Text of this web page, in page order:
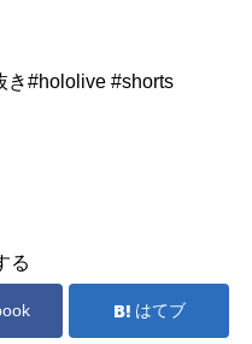
き#hololive #shorts
る
はてブ